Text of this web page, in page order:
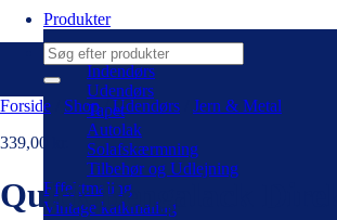
Produkter
Indendørs
Udendørs
Tapet
Autolak
Solafskærmning
Tilbehør og Udlejning
Effektmaling
Vintage kalkmaling
Søg
efter:
Forside
Shop / Udendørs
Jern & Metal
339,00
Quick Bengalack